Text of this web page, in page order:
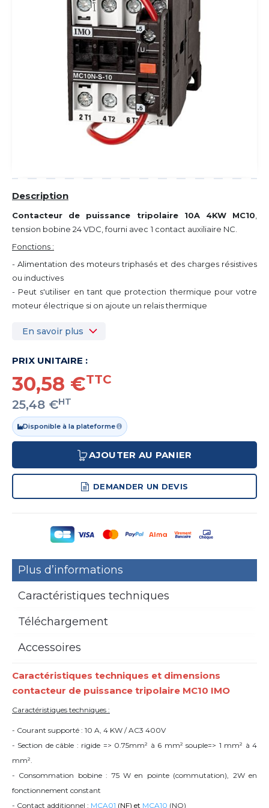
Description
Contacteur de puissance tripolaire 10A 4KW MC10
tension bobine 24 VDC, fourni avec 1 contact auxiliaire NC.
Fonctions :
- Alimentation des moteurs triphasés et des charges résistives
ou inductives
- Peut s'utiliser en tant que protection thermique pour votre
moteur électrique si on ajoute un relais thermique
En savoir plus
PRIX UNITAIRE :
30,58 €TTC
25,48 €HT
Disponible à la plateforme
AJOUTER AU PANIER
DEMANDER UN DEVIS
Plus d’informations
Caractéristiques techniques
Téléchargement
Accessoires
Caractéristiques techniques et dimensions
contacteur de puissance tripolaire MC10 IMO
Caractéristiques techniques :
- Courant supporté : 10 A, 4 KW /AC3 400V
- Section de câble : rigide => 0.75mm² à 6 mm² souple=> 1 mm² à 4
mm².
- Consommation bobine : 75 W en pointe (commutation), 2W en
fonctionnement constant
- Contact additionnel : MCA01 (NF) et MCA10 (NO)